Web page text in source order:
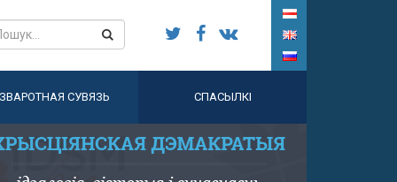
ЗВАРОТНАЯ СУВЯЗЬ СПАСЫЛКІ